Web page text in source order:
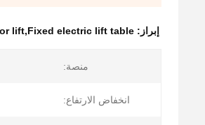
إبراز: lift,Fixed electric lift table
منصة:
انخفاض الارتفاع: